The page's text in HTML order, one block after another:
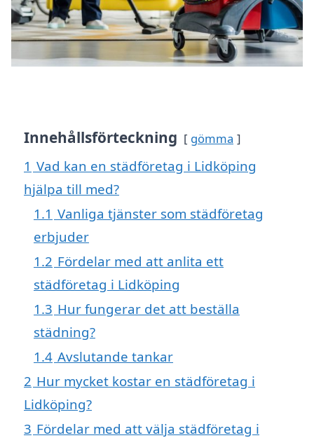
Innehållsförteckning gömma
1 Vad kan en städföretag i Lidköping
hjälpa till med?
1.1 Vanliga tjänster som städföretag
erbjuder
1.2 Fördelar med att anlita ett
städföretag i Lidköping
1.3 Hur fungerar det att beställa
städning?
1.4 Avslutande tankar
2 Hur mycket kostar en städföretag i
Lidköping?
3 Fördelar med att välja städföretag i